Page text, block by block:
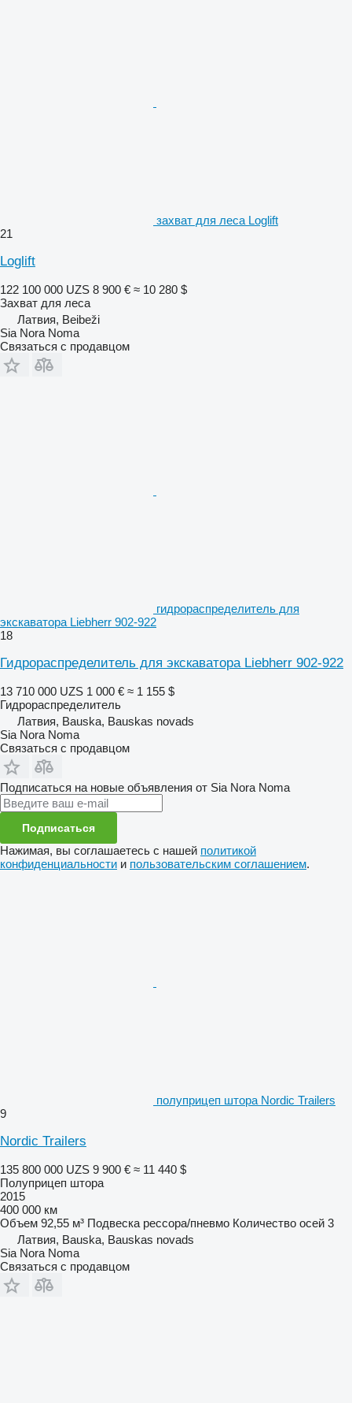
захват для леса Loglift
21
Loglift
122 100 000 UZS 8 900 € ≈ 10 280 $
Захват для леса
Латвия, Beibeži
Sia Nora Noma
Связаться с продавцом
гидрораспределитель для
экскаватора Liebherr 902-922
18
Гидрораспределитель для экскаватора Liebherr 902-922
13 710 000 UZS 1 000 € ≈ 1 155 $
Гидрораспределитель
Латвия, Bauska, Bauskas novads
Sia Nora Noma
Связаться с продавцом
Подписаться на новые объявления от Sia Nora Noma
Подписаться
Нажимая, вы соглашаетесь с нашей политикой
конфиденциальности и пользовательским соглашением.
полуприцеп штора Nordic Trailers
9
Nordic Trailers
135 800 000 UZS 9 900 € ≈ 11 440 $
Полуприцеп штора
2015
400 000 км
Объем 92,55 м³ Подвеска рессора/пневмо Количество осей 3
Латвия, Bauska, Bauskas novads
Sia Nora Noma
Связаться с продавцом